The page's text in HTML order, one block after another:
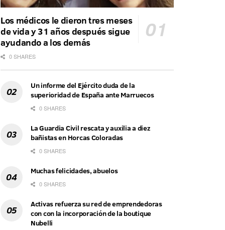
Los médicos le dieron tres meses
de vida y 31 años después sigue
ayudando a los demás
0 SHARES
Un informe del Ejército duda de la
superioridad de España ante Marruecos
0 SHARES
La Guardia Civil rescata y auxilia a diez
bañistas en Horcas Coloradas
0 SHARES
Muchas felicidades, abuelos
0 SHARES
Activas refuerza su red de emprendedoras
con con la incorporación de la boutique
Nubelli